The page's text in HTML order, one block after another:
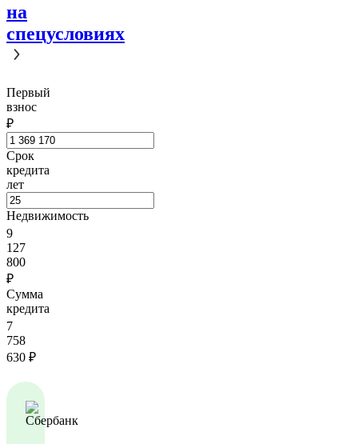
на
спецусловиях
Первый
взнос
₽
Срок
кредита
лет
Недвижимость
9
127
800
₽
Сумма
кредита
7
758
630 ₽